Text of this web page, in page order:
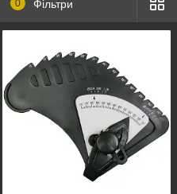
0 Фільтри